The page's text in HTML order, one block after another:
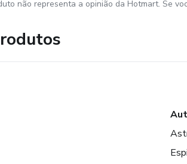
não representa a opinião da Hotmart. Se